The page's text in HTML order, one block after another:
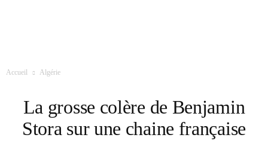
Accueil Algérie
La grosse colère de Benjamin
Stora sur une chaine française